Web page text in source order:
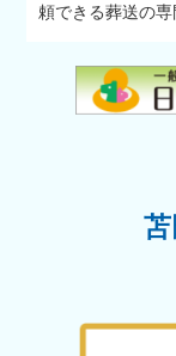
頼できる葬送の専